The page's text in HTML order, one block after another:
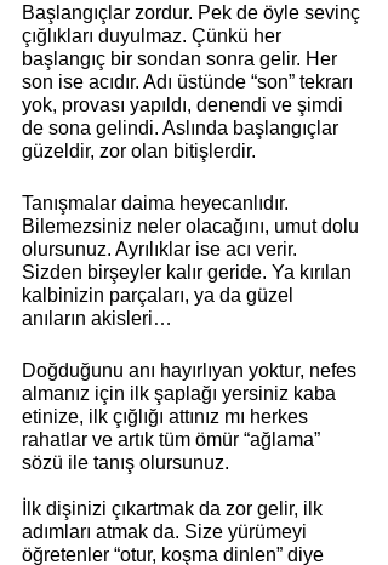
Başlangıçlar zordur. Pek de öyle sevinç
çığlıkları duyulmaz. Çünkü her
başlangıç bir sondan sonra gelir. Her
son ise acıdır. Adı üstünde “son” tekrarı
yok, provası yapıldı, denendi ve şimdi
de sona gelindi. Aslında başlangıçlar
güzeldir, zor olan bitişlerdir.
Tanışmalar daima heyecanlıdır.
Bilemezsiniz neler olacağını, umut dolu
olursunuz. Ayrılıklar ise acı verir.
Sizden birşeyler kalır geride. Ya kırılan
kalbinizin parçaları, ya da güzel
anıların akisleri…
Doğduğunu anı hayırlıyan yoktur, nefes
almanız için ilk şaplağı yersiniz kaba
etinize, ilk çığlığı attınız mı herkes
rahatlar ve artık tüm ömür “ağlama”
sözü ile tanış olursunuz.
İlk dişinizi çıkartmak da zor gelir, ilk
adımları atmak da. Size yürümeyi
öğretenler “otur, koşma dinlen” diye